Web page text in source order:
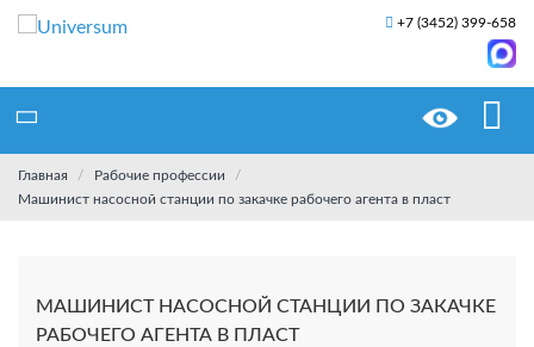
+7 (3452) 399-658
Главная
Рабочие профессии
Машинист насосной станции по закачке рабочего агента в пласт
МАШИНИСТ НАСОСНОЙ СТАНЦИИ ПО ЗАКАЧКЕ
РАБОЧЕГО АГЕНТА В ПЛАСТ